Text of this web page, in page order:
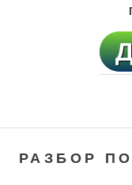
РАЗБОР